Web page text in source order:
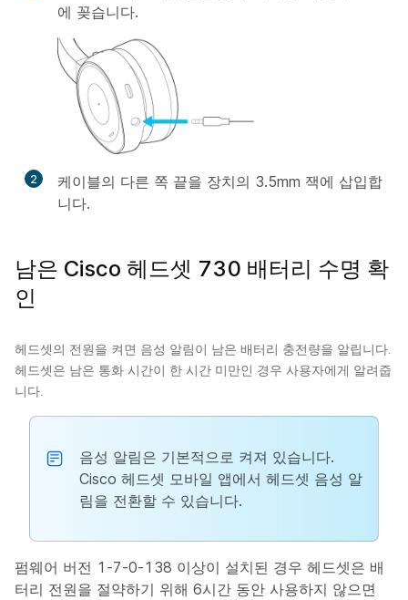
에 꽂습니다.
2
케이블의 다른 쪽 끝을 장치의 3.5mm 잭에 삽입합
니다.
남은 Cisco 헤드셋 730 배터리 수명 확
인
헤드셋의 전원을 켜면 음성 알림이 남은 배터리 충전량을 알립니다.
헤드셋은 남은 통화 시간이 한 시간 미만인 경우 사용자에게 알려줍
니다.
음성 알림은 기본적으로 켜져 있습니다.
Cisco 헤드셋 모바일 앱에서 헤드셋 음성 알
림을 전환할 수 있습니다.
펌웨어 버전 1-7-0-138 이상이 설치된 경우 헤드셋은 배
터리 전원을 절약하기 위해 6시간 동안 사용하지 않으면